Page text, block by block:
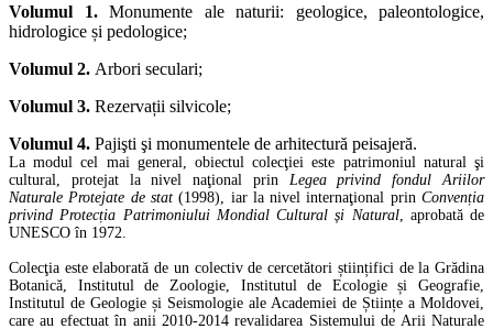
Volumul 1.Monumente ale naturii: geologice, paleontologice,
hidrologice și pedologice;
Volumul 2. Arbori seculari;
Volumul 3. Rezervații silvicole;
Volumul 4. Pajişti şi monumentele de arhitectură peisajeră.
La modul cel mai general, obiectul colecţiei este patrimoniul natural şi
cultural, protejat la nivel naţional prin Legea privind fondul Ariilor
Naturale Protejate de stat(1998), iar la nivel internaţional prinConvenția
privind Protecția Patrimoniului Mondial Cultural și Natural, aprobată de
UNESCO în 1972.
Colecţia este elaborată de un colectiv de cercetători științifici de la Grădina
Botanică, Institutul de Zoologie, Institutul de Ecologie și Geografie,
Institutul de Geologie și Seismologie ale Academiei de Științe a Moldovei,
care au efectuat în anii 2010-2014 revalidarea Sistemului de Arii Naturale